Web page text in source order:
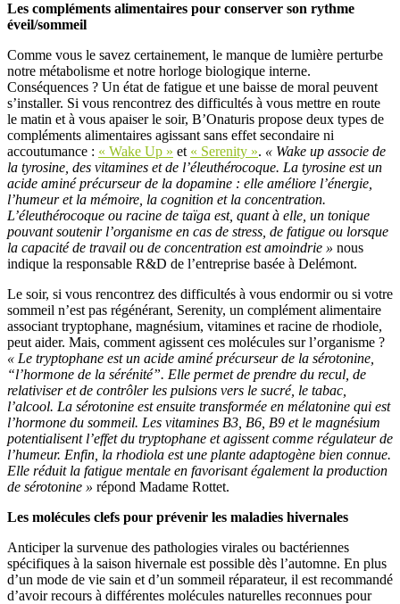
Les compléments alimentaires pour conserver son rythme
éveil/sommeil
Comme vous le savez certainement, le manque de lumière perturbe
notre métabolisme et notre horloge biologique interne.
Conséquences ? Un état de fatigue et une baisse de moral peuvent
s’installer. Si vous rencontrez des difficultés à vous mettre en route
le matin et à vous apaiser le soir, B’Onaturis propose deux types de
compléments alimentaires agissant sans effet secondaire ni
accoutumance : « Wake Up » et « Serenity ». « Wake up associe de
la tyrosine, des vitamines et de l’éleuthérocoque. La tyrosine est un
acide aminé précurseur de la dopamine : elle améliore l’énergie,
l’humeur et la mémoire, la cognition et la concentration.
L’éleuthérocoque ou racine de taïga est, quant à elle, un tonique
pouvant soutenir l’organisme en cas de stress, de fatigue ou lorsque
la capacité de travail ou de concentration est amoindrie » nous
indique la responsable R&D de l’entreprise basée à Delémont.
Le soir, si vous rencontrez des difficultés à vous endormir ou si votre
sommeil n’est pas régénérant, Serenity, un complément alimentaire
associant tryptophane, magnésium, vitamines et racine de rhodiole,
peut aider. Mais, comment agissent ces molécules sur l’organisme ?
« Le tryptophane est un acide aminé précurseur de la sérotonine,
“l’hormone de la sérénité”. Elle permet de prendre du recul, de
relativiser et de contrôler les pulsions vers le sucré, le tabac,
l’alcool. La sérotonine est ensuite transformée en mélatonine qui est
l’hormone du sommeil. Les vitamines B3, B6, B9 et le magnésium
potentialisent l’effet du tryptophane et agissent comme régulateur de
l’humeur. Enfin, la rhodiola est une plante adaptogène bien connue.
Elle réduit la fatigue mentale en favorisant également la production
de sérotonine » répond Madame Rottet.
Les molécules clefs pour prévenir les maladies hivernales
Anticiper la survenue des pathologies virales ou bactériennes
spécifiques à la saison hivernale est possible dès l’automne. En plus
d’un mode de vie sain et d’un sommeil réparateur, il est recommandé
d’avoir recours à différentes molécules naturelles reconnues pour